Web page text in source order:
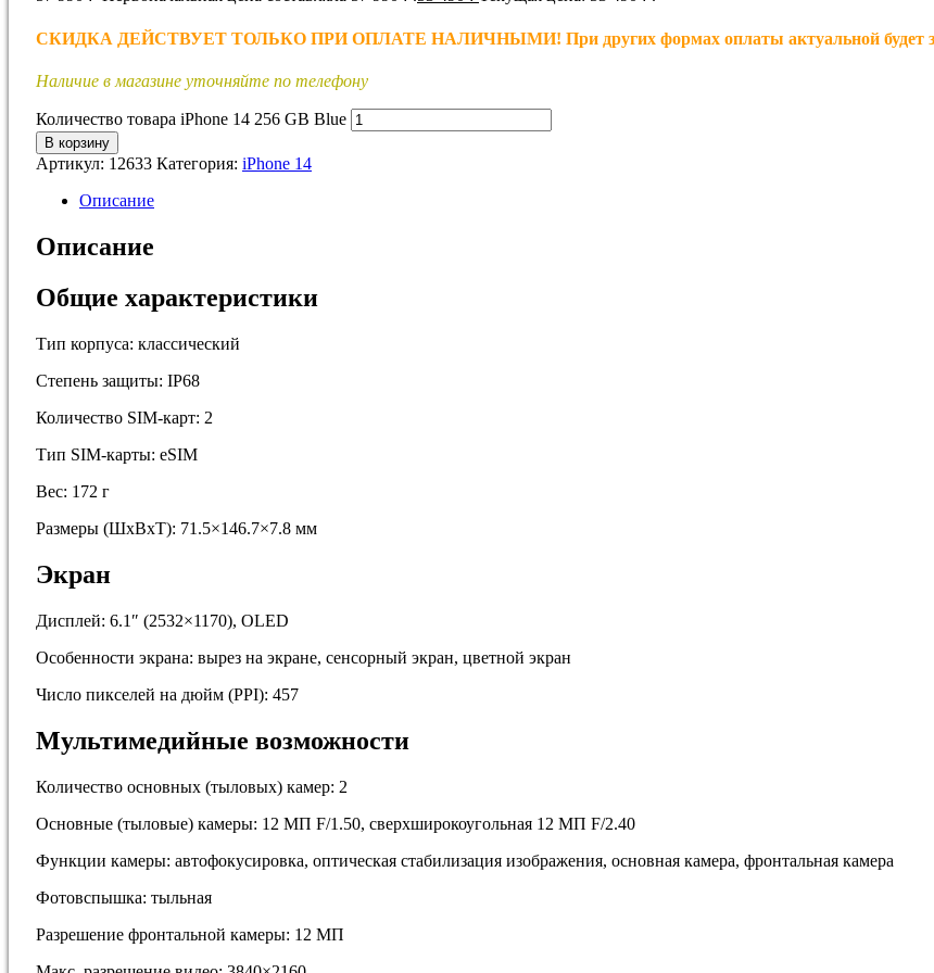
СКИДКА ДЕЙСТВУЕТ ТОЛЬКО ПРИ ОПЛАТЕ НАЛИЧНЫМИ! При других формах оплаты актуальной будет
Наличие в магазине уточняйте по телефону
Количество товара iPhone 14 256 GB Blue
В корзину
Артикул: 12633 Категория: iPhone 14
Описание
Описание
Общие характеристики
Тип корпуса: классический
Степень защиты: IP68
Количество SIM-карт: 2
Тип SIM-карты: eSIM
Вес: 172 г
Размеры (ШxВxТ): 71.5×146.7×7.8 мм
Экран
Дисплей: 6.1″ (2532×1170), OLED
Особенности экрана: вырез на экране, сенсорный экран, цветной экран
Число пикселей на дюйм (PPI): 457
Мультимедийные возможности
Количество основных (тыловых) камер: 2
Основные (тыловые) камеры: 12 МП F/1.50, сверхширокоугольная 12 МП F/2.40
Функции камеры: автофокусировка, оптическая стабилизация изображения, основная камера, фронтальная камера
Фотовспышка: тыльная
Разрешение фронтальной камеры: 12 МП